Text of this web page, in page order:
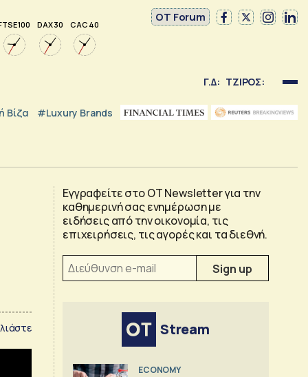
100 DAX 30 CAC 40
OT Forum
Γ.Δ: ΤΖΙΡΟΣ:
Βίζα #luxury Brands
Εγγραφείτε στο OT Newsletter για την
καθημερινή σας ενημέρωση με
ειδήσεις από την οικονομία, τις
επιχειρήσεις, τις αγορές και τα διεθνή.
Stream
ECONOMY